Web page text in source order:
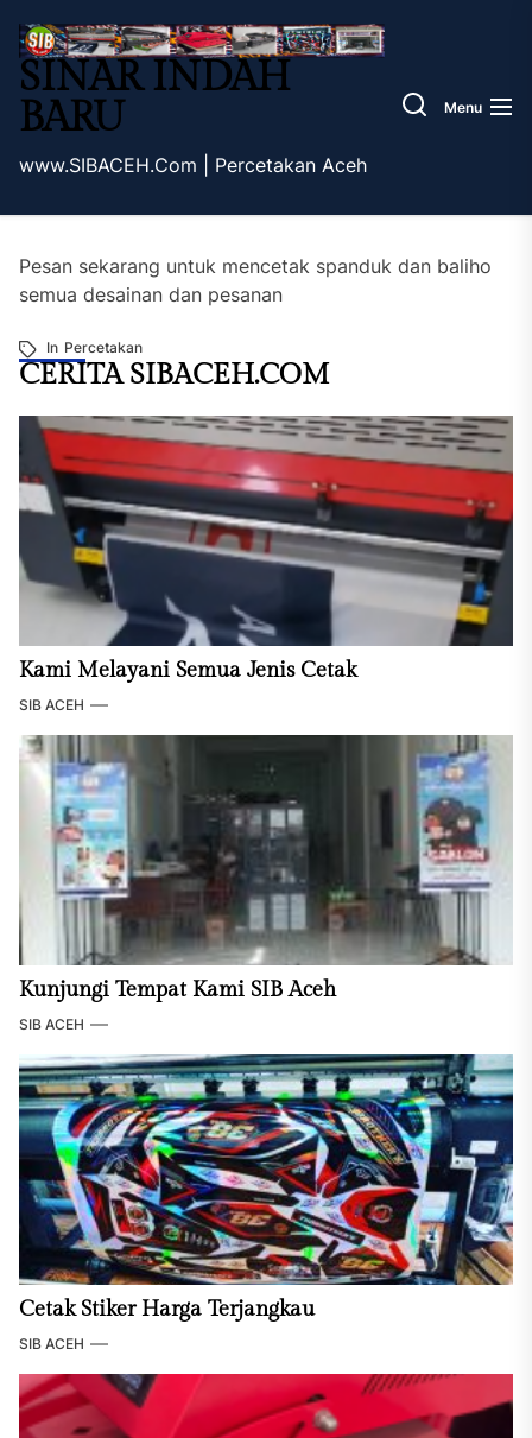
the
content
Sinar
Indah
Baru
SINAR INDAH
BARU
www.SIBACEH.Com | Percetakan Aceh
Menu
Pesan sekarang untuk mencetak spanduk dan baliho
semua desainan dan pesanan
In Percetakan
CERITA SIBACEH.COM
Kami Melayani Semua Jenis Cetak
SIB ACEH
Kunjungi Tempat Kami SIB Aceh
SIB ACEH
Cetak Stiker Harga Terjangkau
SIB ACEH